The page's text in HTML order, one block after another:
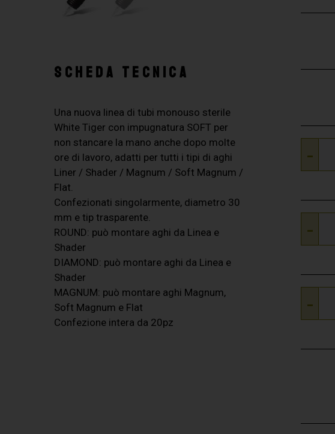
SCHEDA TECNICA
Una nuova linea di tubi monouso sterile
White Tiger con impugnatura SOFT per
non stancare la mano anche dopo molte
ore di lavoro, adatti per tutti i tipi di aghi
Liner / Shader / Magnum / Soft Magnum /
Flat.
Confezionati singolarmente, diametro 30
mm e tip trasparente.
ROUND: può montare aghi da Linea e
Shader
DIAMOND: può montare aghi da Linea e
Shader
MAGNUM: può montare aghi Magnum,
Soft Magnum e Flat
Confezione intera da 20pz
-
-
-